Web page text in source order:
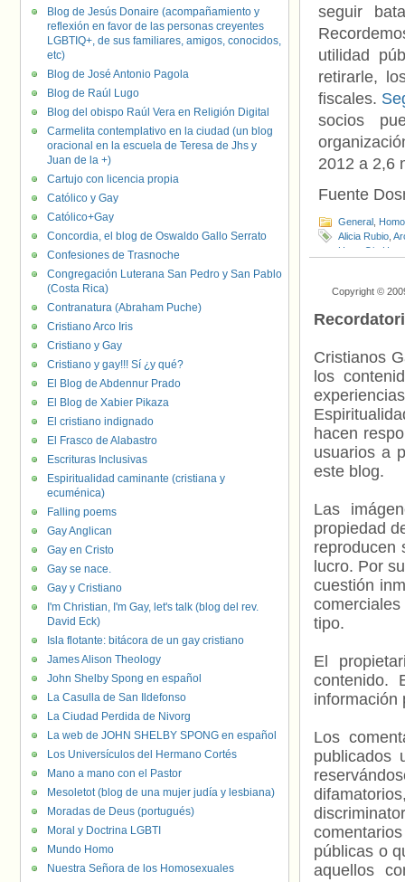
seguir
utilidad
retirarle,
fiscales.
socios
2012 a 2,6
Fuente
General
Alicia Rubio
HazteOir
Copyright ©
Cristianos
los
hacen
usuarios a
este blog.
Las
propiedad
reproducen
lucro. Por
cuestión
tipo.
El
contenido.
información
Los
publicados
públicas o
aquellos
Blog de Jesús Donaire (acompañamiento y
reflexión en favor de las personas creyentes
LGBTIQ+, de sus familiares, amigos, conocidos,
etc)
Blog de José Antonio Pagola
Blog de Raúl Lugo
Blog del obispo Raúl Vera en Religión Digital
Carmelita contemplativo en la ciudad (un blog
oracional en la escuela de Teresa de Jhs y
Juan de la +)
Cartujo con licencia propia
Católico y Gay
Católico+Gay
Concordia, el blog de Oswaldo Gallo Serrato
Confesiones de Trasnoche
Congregación Luterana San Pedro y San Pablo
(Costa Rica)
Contranatura (Abraham Puche)
Cristiano Arco Iris
Cristiano y Gay
Cristiano y gay!!! Sí ¿y qué?
El Blog de Abdennur Prado
El Blog de Xabier Pikaza
El cristiano indignado
El Frasco de Alabastro
Escrituras Inclusivas
Espiritualidad caminante (cristiana y
ecuménica)
Falling poems
Gay Anglican
Gay en Cristo
Gay se nace.
Gay y Cristiano
I'm Christian, I'm Gay, let's talk (blog del rev.
David Eck)
Isla flotante: bitácora de un gay cristiano
James Alison Theology
John Shelby Spong en español
La Casulla de San Ildefonso
La Ciudad Perdida de Nivorg
La web de JOHN SHELBY SPONG en español
Los Universículos del Hermano Cortés
Mano a mano con el Pastor
Mesoletot (blog de una mujer judía y lesbiana)
Moradas de Deus (portugués)
Moral y Doctrina LGBTI
Mundo Homo
Nuestra Señora de los Homosexuales